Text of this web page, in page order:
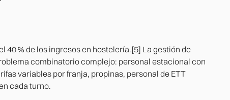
40 % de los ingresos en hostelería.[5] La gestión de
combinatorio complejo: personal estacional con
variables por franja, propinas, personal de ETT
cada turno.